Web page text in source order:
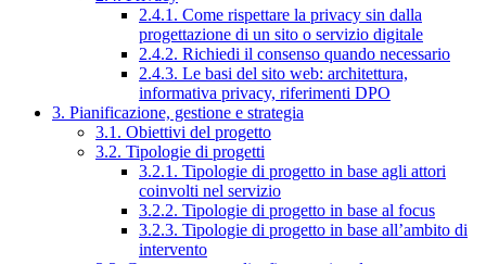
2.4.1. Come rispettare la privacy sin dalla
progettazione di un sito o servizio digitale
2.4.2. Richiedi il consenso quando necessario
2.4.3. Le basi del sito web: architettura,
informativa privacy, riferimenti DPO
3. Pianificazione, gestione e strategia
3.1. Obiettivi del progetto
3.2. Tipologie di progetti
3.2.1. Tipologie di progetto in base agli attori
coinvolti nel servizio
3.2.2. Tipologie di progetto in base al focus
3.2.3. Tipologie di progetto in base all’ambito di
intervento